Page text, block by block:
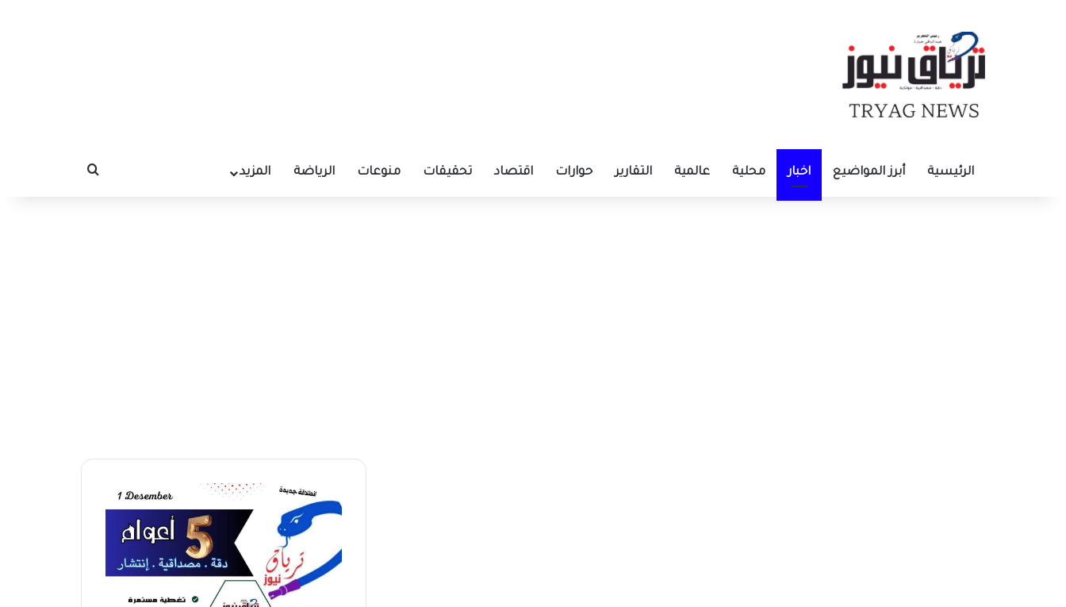
الرئيسية أبرز المواضيع اخبار محلية عالمية التقارير حوارات اقتصاد تحقيقات منوعات الرياضة المزيد بحث عن